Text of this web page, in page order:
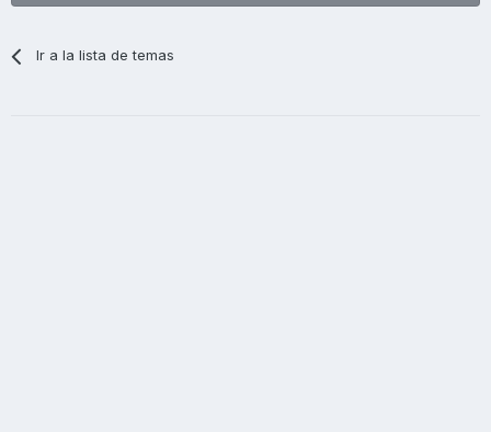
Ir a la lista de temas